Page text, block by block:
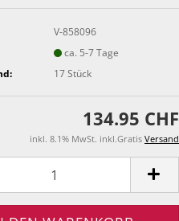
V-858096
ca. 5-7 Tage
17Stück
134.95 CHF
inkl. 8.1% MwSt. inkl.Gratis Versand